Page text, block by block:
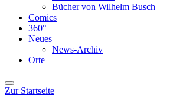
Bücher von Wilhelm Busch
Comics
360°
Neues
News-Archiv
Orte
Zur Startseite